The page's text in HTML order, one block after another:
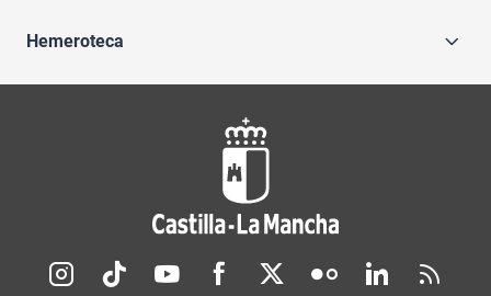
Hemeroteca
Redes sociales JCCM